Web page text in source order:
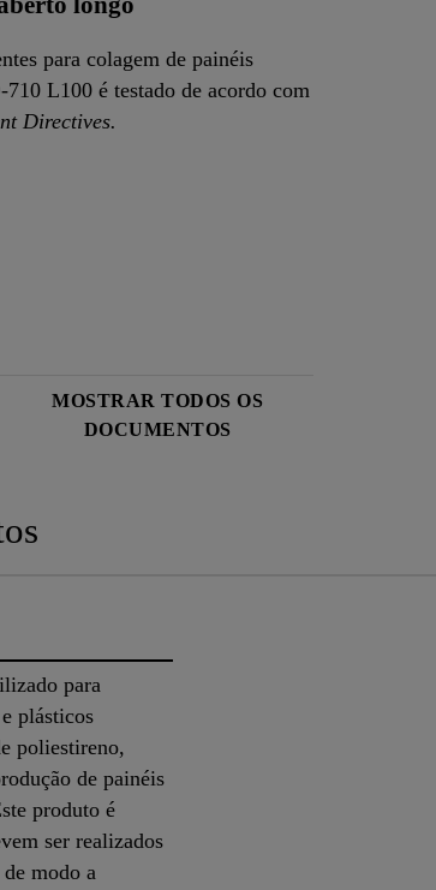
para colagem de painéis
Directives.
MOSTRAR TODOS OS
DOCUMENTOS
para
plásticos
poliestireno,
de painéis
produto é
ser realizados
modo a